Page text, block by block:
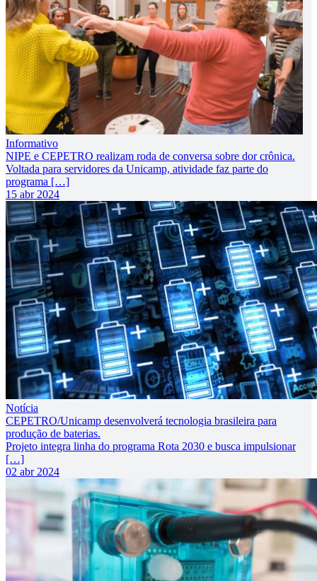
Informativo
NIPE e CEPETRO realizam roda de conversa sobre dor crônica.
Voltada para servidores da Unicamp, atividade faz parte do
programa […]
15 abr 2024
Notícia
CEPETRO/Unicamp desenvolverá tecnologia brasileira para
produção de baterias.
Projeto integra linha do programa Rota 2030 e busca impulsionar
[…]
02 abr 2024